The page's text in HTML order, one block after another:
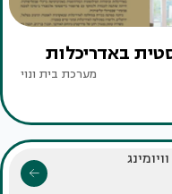
באדריכלות
מערכת בית ונוי